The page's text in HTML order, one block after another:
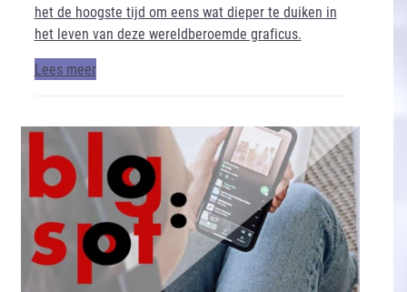
het de hoogste tijd om eens wat dieper te duiken in
het leven van deze wereldberoemde graficus.
Lees meer